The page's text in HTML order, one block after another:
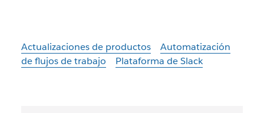
Actualizaciones de productos
Automatización
de flujos de trabajo
Plataforma de Slack